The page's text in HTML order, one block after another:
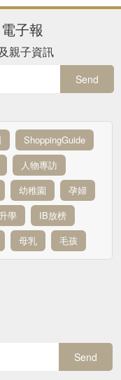
電子報
親子資訊
Send
ShoppingGuide
人物專訪
幼稚園
孕婦
學
IB放榜
母乳 毛孩
Send